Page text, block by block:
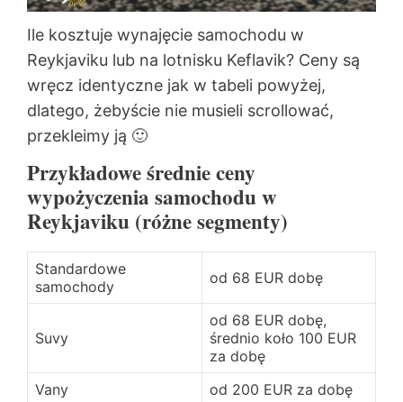
Ile kosztuje wynajęcie samochodu w
Reykjaviku lub na lotnisku Keflavik? Ceny są
wręcz identyczne jak w tabeli powyżej,
dlatego, żebyście nie musieli scrollować,
przekleimy ją 🙂
Przykładowe średnie ceny
wypożyczenia samochodu w
Reykjaviku (różne segmenty)
Standardowe
samochody
od 68 EUR dobę
Suvy
od 68 EUR dobę,
średnio koło 100 EUR
za dobę
Vany
od 200 EUR za dobę